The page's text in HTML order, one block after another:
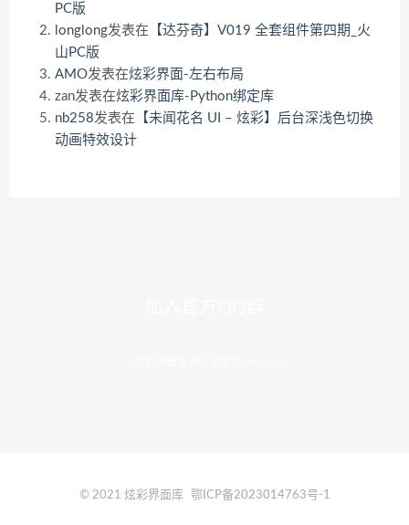
PC版
longlong发表在 【达芬奇】V019 全套组件第四期_火
山PC版
AMO发表在炫彩界面-左右布局
zan发表在炫彩界面库-Python绑定库
nb258发表在 【未闻花名 UI – 炫彩】后台深浅色切换
动画特效设计
© 2021 炫彩界面库 鄂ICP备2023014763号-1